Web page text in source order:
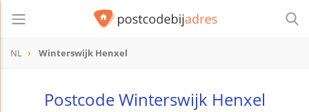
NL Winterswijk Henxel
Postcode Winterswijk Henxel